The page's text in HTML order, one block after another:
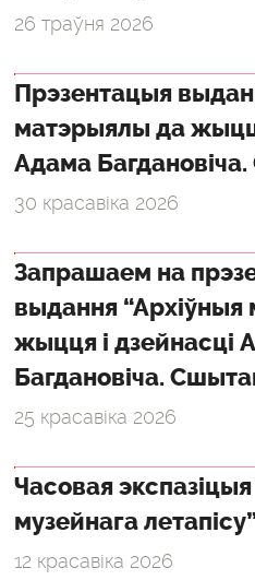
26 траўня 2026
Прэзентацыя
матэрыялы да
Адама
30 красавіка 2026
Запрашаем на
выдання
жыцця і дзейнасці
Багдановіча.
25 красавіка 2026
Часовая
музейнага
12 красавіка 2026